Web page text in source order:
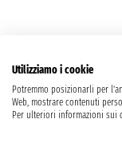
Utilizziamo i cookie
Potremmo posizionarli per
Web, mostrare contenuti
Per ulteriori informazioni sui